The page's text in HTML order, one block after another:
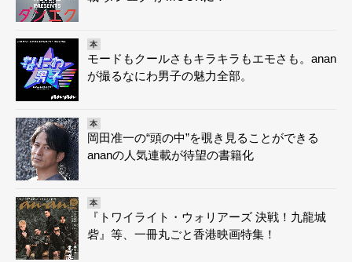
本
モードもクールさもキラキラもエモさも。anan
が撮るなにわ男子の魅力全部。
本
岡田准一の“頭の中”を覗き見ることができる
ananの人気連載が待望の書籍化
本
『トワイライト・ウォリアーズ 決戦！九龍城
砦』等、一冊丸ごと香港映画特集！